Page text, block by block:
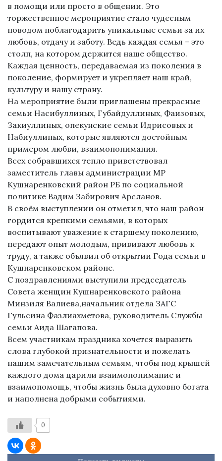
в помощи или просто в общении. Это
торжественное мероприятие стало чудесным
поводом поблагодарить уникальные семьи за их
любовь, отдачу и заботу. Ведь каждая семья – это
столп, на котором держится наше общество.
Каждая ценность, передаваемая из поколения в
поколение, формирует и укрепляет наш край,
культуру и нашу страну.
На мероприятие были приглашены прекрасные
семьи Насибуллиных, Губайдуллиных, Фаизовых,
Закиуллиных, опекунские семьи Идрисовых и
Набиуллиных, которые являются достойным
примером любви, взаимопонимания.
Всех собравшихся тепло приветствовал
заместитель главы администрации МР
Кушнаренковский район РБ по социальной
политике Вадим Забирович Арсланов.
В своём выступлении он отметил, что наш район
гордится крепкими семьями, в которых
воспитывают уважение к старшему поколению,
передают опыт молодым, прививают любовь к
труду, а также объявил об открытии Года семьи в
Кушнаренковском районе.
С поздравлениями выступили председатель
Совета женщин Кушнаренковского района
Минзиля Валиева,начальник отдела ЗАГС
Гульсина Фазлиахметова, руководитель Службы
семьи Аида Шагапова.
Всем участникам праздника хочется выразить
слова глубокой признательности и пожелать
нашим замечательным семьям, чтобы под крышей
каждого дома царили взаимопонимание и
взаимопомощь, чтобы жизнь была духовно богата
и наполнена добрыми событиями.
0